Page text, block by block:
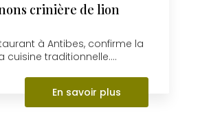
crinière de lion
à Antibes, confirme la
cuisine traditionnelle....
En savoir plus